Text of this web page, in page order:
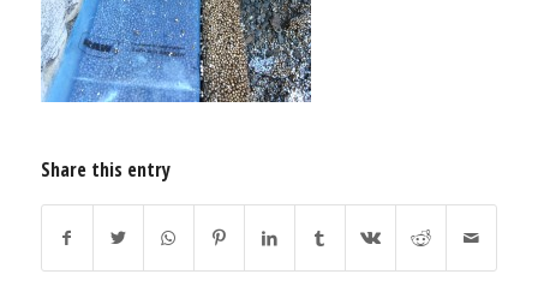
Share this entry